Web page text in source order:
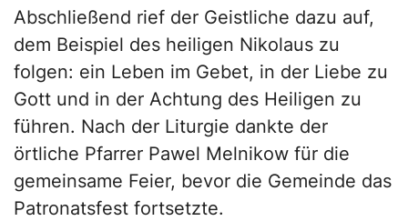
Abschließend rief der Geistliche dazu auf,
dem Beispiel des heiligen Nikolaus zu
folgen: ein Leben im Gebet, in der Liebe zu
Gott und in der Achtung des Heiligen zu
führen. Nach der Liturgie dankte der
örtliche Pfarrer Pawel Melnikow für die
gemeinsame Feier, bevor die Gemeinde das
Patronatsfest fortsetzte.